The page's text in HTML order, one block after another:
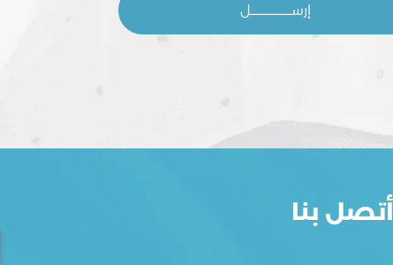
إرســـــــــــــــــــــــل
أتصل بنا